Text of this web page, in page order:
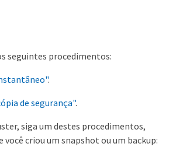
seguintes procedimentos:
.
de segurança".
siga um destes procedimentos,
você criou um snapshot ou um backup: